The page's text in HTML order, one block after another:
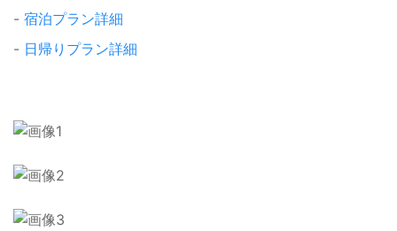
- 宿泊プラン詳細
- 日帰りプラン詳細